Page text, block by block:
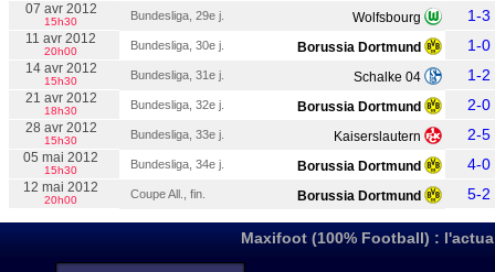
07 avr 2012
15h30 Bundesliga, 29e j. Wolfsbourg 1-3
11 avr 2012
20h00 Bundesliga, 30e j. Borussia Dortmund 1-0
14 avr 2012
15h30 Bundesliga, 31e j. Schalke 04 1-2
21 avr 2012
18h30 Bundesliga, 32e j. Borussia Dortmund 2-0
28 avr 2012
15h30 Bundesliga, 33e j. Kaiserslautern 2-5
05 mai 2012
15h30 Bundesliga, 34e j. Borussia Dortmund 4-0
12 mai 2012
20h00 Coupe All., fin. Borussia Dortmund 5-2
Maxifoot (100% Football) :